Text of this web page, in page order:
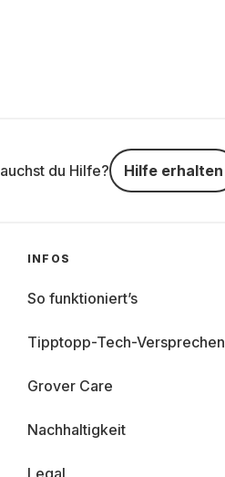
du Hilfe? Hilfe erhalten
INFOS
So funktioniert’s
Tipptopp-Tech-Versprechen
Grover Care
Nachhaltigkeit
Legal